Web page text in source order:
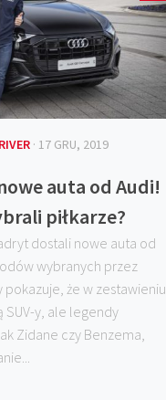
· 17 GRU, 2019
auta od Audi!
piłkarze?
dostali nowe auta od
wybranych przez
pokazuje, że w zestawieniu
y, ale legendy
Zidane czy Benzema,